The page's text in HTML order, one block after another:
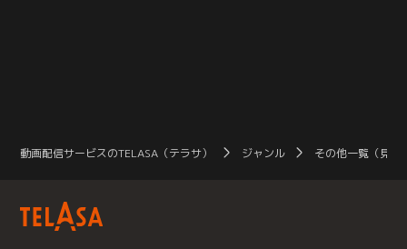
動画配信サービスのTELASA（テラサ） ジャンル その他一覧（見放